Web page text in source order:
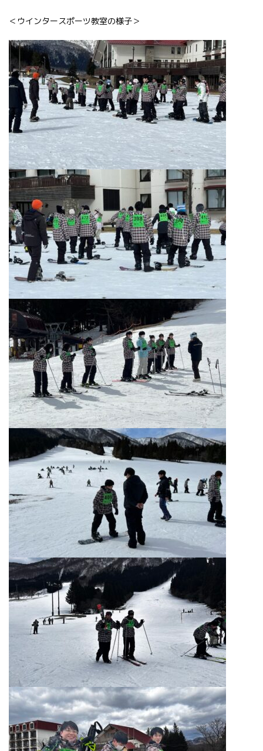
＜ウインタースポーツ教室の様子＞